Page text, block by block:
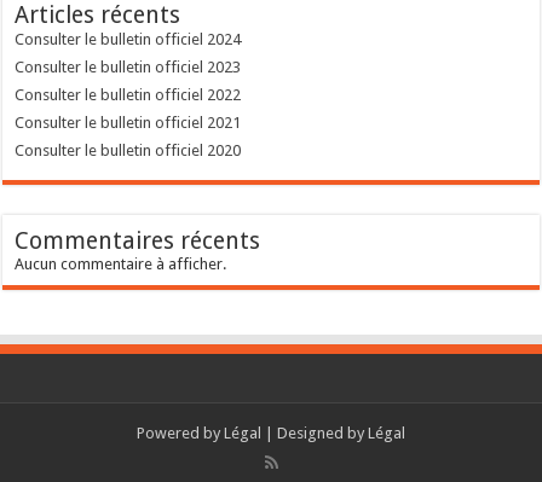
Articles récents
Consulter le bulletin officiel 2024
Consulter le bulletin officiel 2023
Consulter le bulletin officiel 2022
Consulter le bulletin officiel 2021
Consulter le bulletin officiel 2020
Commentaires récents
Aucun commentaire à afficher.
Powered by Légal | Designed by Légal